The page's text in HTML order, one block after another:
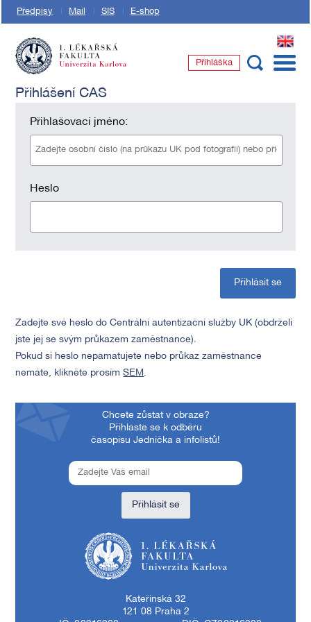
Předpisy Mail SIS E-shop
EN
Přihláška
Přihlášení CAS
Přihlašovací jméno:
Heslo
Přihlásit se
Zadejte své heslo do Centrální autentizační služby UK (obdrželi
jste jej se svým průkazem zaměstnance).
Pokud si heslo nepamatujete nebo průkaz zaměstnance
nemáte, klikněte prosímSEM .
Chcete zůstat v obraze?
Přihlaste se k odběru
časopisu Jednička a infolistů!
Přihlásit se
Kateřinská 32
121 08 Praha 2